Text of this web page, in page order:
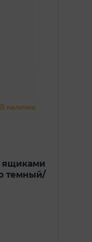
В наличии
ящиками
темный/